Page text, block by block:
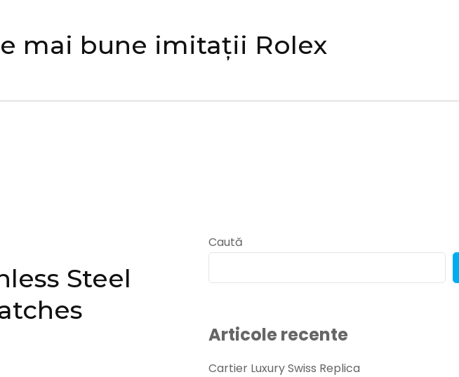
mai bune imitații Rolex
Steel
Caută
Articole recente
Cartier Luxury Swiss Replica